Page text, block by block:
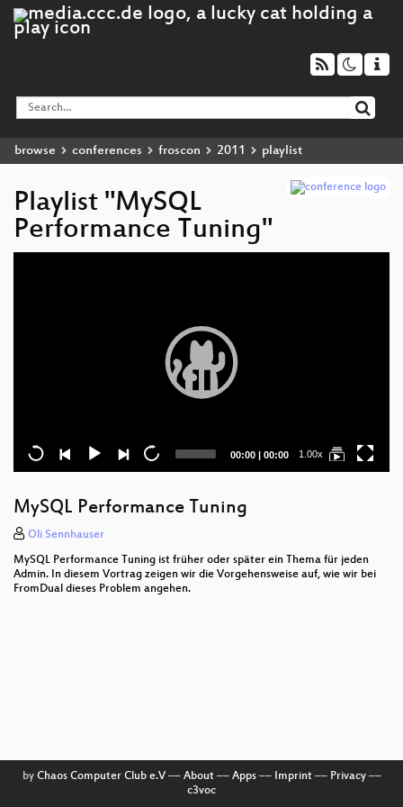
browse conferences froscon 2011 playlist
Playlist "MySQL
Performance Tuning"
Current
00:00 | Total
00:00 1.00x
MySQL Performance Tuning
Oli Sennhauser
MySQL Performance Tuning ist früher oder später ein Thema für jeden
Admin. In diesem Vortrag zeigen wir die Vorgehensweise auf, wie wir bei
FromDual dieses Problem angehen.
by Chaos Computer Club e.V–– About–– Apps–– Imprint–– Privacy––
c3voc